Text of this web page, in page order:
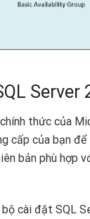
Server
thức của
cấp của bạn
bản phù hợp
cài đặt SQL